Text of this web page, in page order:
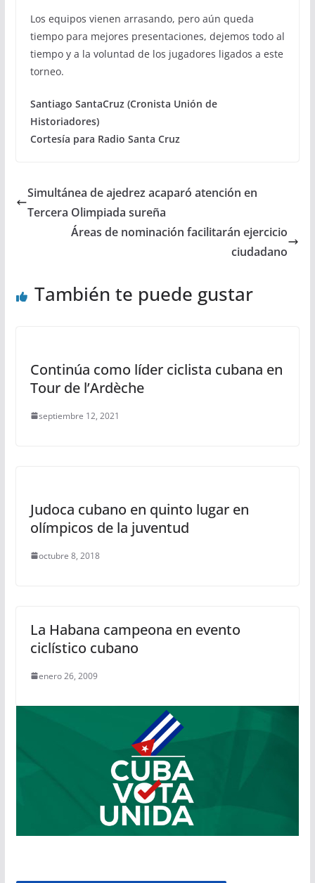
Los equipos vienen arrasando, pero aún queda
tiempo para mejores presentaciones, dejemos todo al
tiempo y a la voluntad de los jugadores ligados a este
torneo.
Santiago SantaCruz (Cronista Unión de
Historiadores)
Cortesía para Radio Santa Cruz
Simultánea de ajedrez acaparó atención en
Tercera Olimpiada sureña
Áreas de nominación facilitarán ejercicio
ciudadano
También te puede gustar
Continúa como líder ciclista cubana en
Tour de l’Ardèche
septiembre 12, 2021
Judoca cubano en quinto lugar en
olímpicos de la juventud
octubre 8, 2018
La Habana campeona en evento
ciclístico cubano
enero 26, 2009